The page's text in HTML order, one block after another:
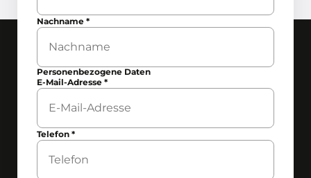
Nachname*
Personenbezogene Daten
E-Mail-Adresse*
Telefon*